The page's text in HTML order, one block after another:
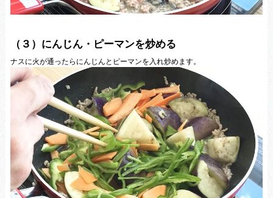
（３）にんじん・ピーマンを炒める
ナスに火が通ったらにんじんとピーマンを入れ炒めます。